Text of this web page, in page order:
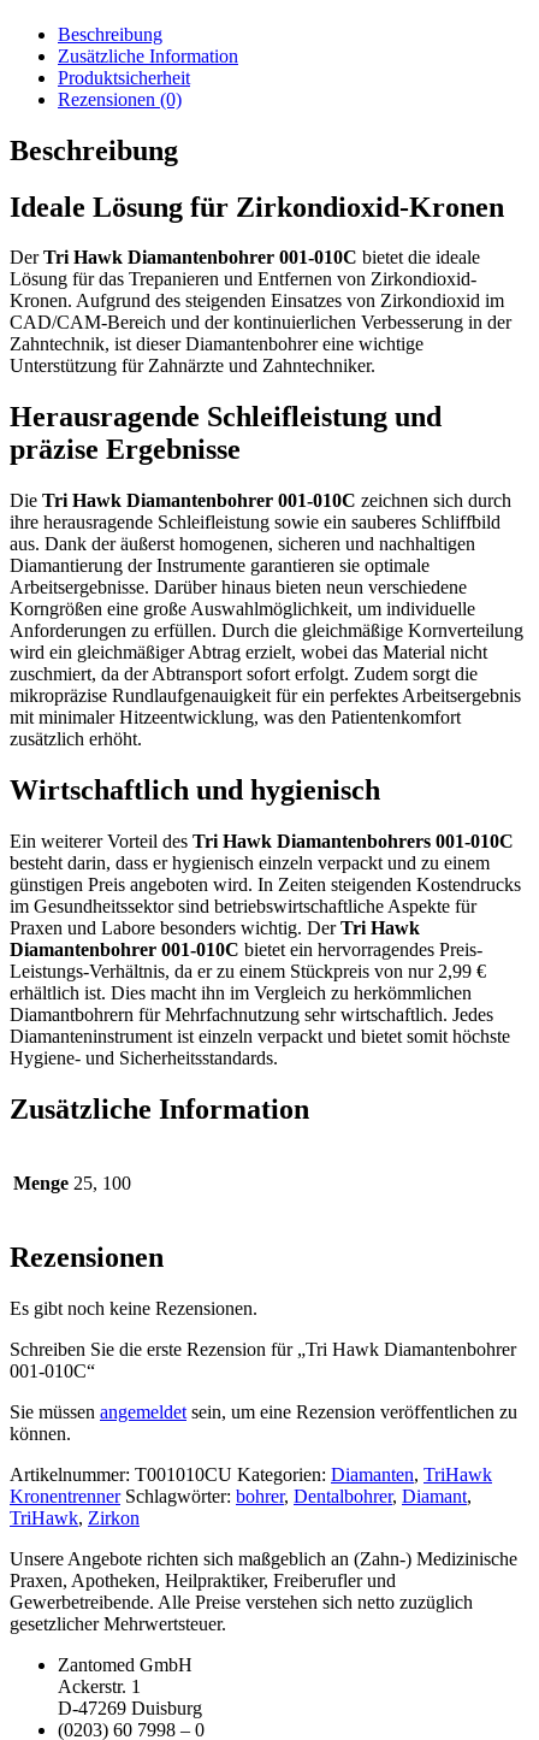
Beschreibung
Zusätzliche Information
Produktsicherheit
Rezensionen (0)
Beschreibung
Ideale Lösung für Zirkondioxid-Kronen
DerTri Hawk Diamantenbohrer 001-010C bietet die ideale
Lösung für das Trepanieren und Entfernen von Zirkondioxid-
Kronen. Aufgrund des steigenden Einsatzes von Zirkondioxid im
CAD/CAM-Bereich und der kontinuierlichen Verbesserung in der
Zahntechnik, ist dieser Diamantenbohrer eine wichtige
Unterstützung für Zahnärzte und Zahntechniker.
Herausragende Schleifleistung und
präzise Ergebnisse
Die Tri Hawk Diamantenbohrer 001-010C zeichnen sich durch
ihre herausragende Schleifleistung sowie ein sauberes Schliffbild
aus. Dank der äußerst homogenen, sicheren und nachhaltigen
Diamantierung der Instrumente garantieren sie optimale
Arbeitsergebnisse. Darüber hinaus bieten neun verschiedene
Korngrößen eine große Auswahlmöglichkeit, um individuelle
Anforderungen zu erfüllen. Durch die gleichmäßige Kornverteilung
wird ein gleichmäßiger Abtrag erzielt, wobei das Material nicht
zuschmiert, da der Abtransport sofort erfolgt. Zudem sorgt die
mikropräzise Rundlaufgenauigkeit für ein perfektes Arbeitsergebnis
mit minimaler Hitzeentwicklung, was den Patientenkomfort
zusätzlich erhöht.
Wirtschaftlich und hygienisch
Ein weiterer Vorteil des Tri Hawk Diamantenbohrers 001-010C
besteht darin, dass er hygienisch einzeln verpackt und zu einem
günstigen Preis angeboten wird. In Zeiten steigenden Kostendrucks
im Gesundheitssektor sind betriebswirtschaftliche Aspekte für
Praxen und Labore besonders wichtig. DerTri Hawk
Diamantenbohrer 001-010C bietet ein hervorragendes Preis-
Leistungs-Verhältnis, da er zu einem Stückpreis von nur 2,99 €
erhältlich ist. Dies macht ihn im Vergleich zu herkömmlichen
Diamantbohrern für Mehrfachnutzung sehr wirtschaftlich. Jedes
Diamanteninstrument ist einzeln verpackt und bietet somit höchste
Hygiene- und Sicherheitsstandards.
Zusätzliche Information
Menge 25, 100
Rezensionen
Es gibt noch keine Rezensionen.
Schreiben Sie die erste Rezension für „Tri Hawk Diamantenbohrer
001-010C“
Sie müssen angemeldet sein, um eine Rezension veröffentlichen zu
können.
Artikelnummer: T001010CU Kategorien: Diamanten, TriHawk
Kronentrenner Schlagwörter: bohrer, Dentalbohrer, Diamant,
TriHawk, Zirkon
Unsere Angebote richten sich maßgeblich an (Zahn-) Medizinische
Praxen, Apotheken, Heilpraktiker, Freiberufler und
Gewerbetreibende. Alle Preise verstehen sich netto zuzüglich
gesetzlicher Mehrwertsteuer.
Zantomed GmbH
Ackerstr. 1
D-47269 Duisburg
(0203) 60 7998 – 0